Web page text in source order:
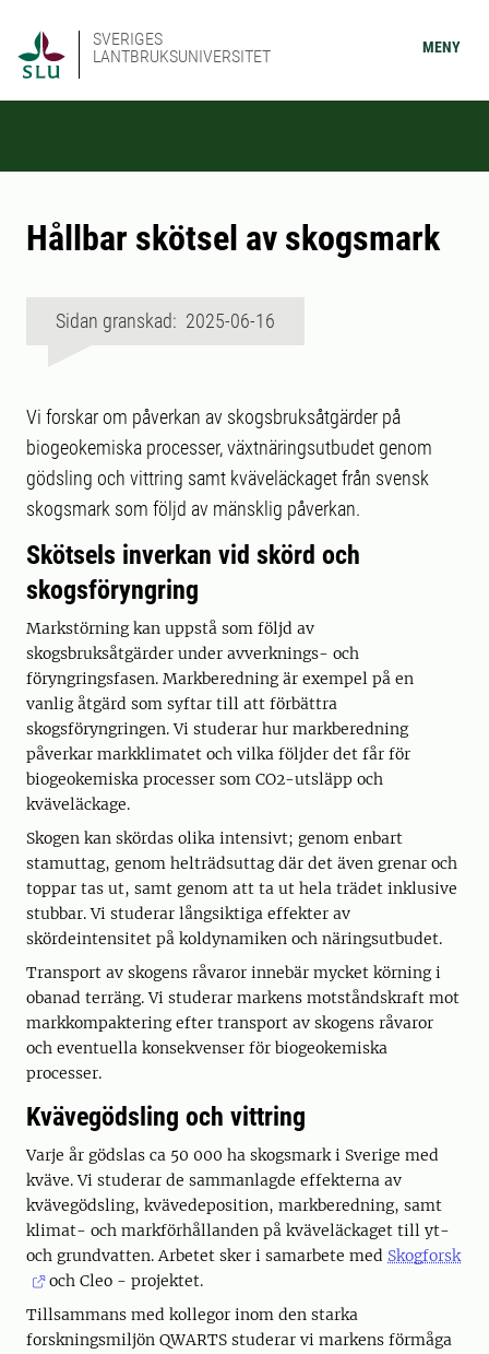
SVERIGES
LANTBRUKSUNIVERSITET
MENY
Hållbar skötsel av skogsmark
Sidan granskad: 2025-06-16
Vi forskar om påverkan av skogsbruksåtgärder på
biogeokemiska processer, växtnäringsutbudet genom
gödsling och vittring samt kväveläckaget från svensk
skogsmark som följd av mänsklig påverkan.
Skötsels inverkan vid skörd och
skogsföryngring
Markstörning kan uppstå som följd av
skogsbruksåtgärder under avverknings- och
föryngringsfasen. Markberedning är exempel på en
vanlig åtgärd som syftar till att förbättra
skogsföryngringen. Vi studerar hur markberedning
påverkar markklimatet och vilka följder det får för
biogeokemiska processer som CO2-utsläpp och
kväveläckage.
Skogen kan skördas olika intensivt; genom enbart
stamuttag, genom helträdsuttag där det även grenar och
toppar tas ut, samt genom att ta ut hela trädet inklusive
stubbar. Vi studerar långsiktiga effekter av
skördeintensitet på koldynamiken och näringsutbudet.
Transport av skogens råvaror innebär mycket körning i
obanad terräng. Vi studerar markens motståndskraft mot
markkompaktering efter transport av skogens råvaror
och eventuella konsekvenser för biogeokemiska
processer.
Kvävegödsling och vittring
Varje år gödslas ca 50 000 ha skogsmark i Sverige med
kväve. Vi studerar de sammanlagde effekterna av
kvävegödsling, kvävedeposition, markberedning, samt
klimat- och markförhållanden på kväveläckaget till yt-
och grundvatten. Arbetet sker i samarbete med Skogforsk
och Cleo - projektet.
Tillsammans med kollegor inom den starka
forskningsmiljön QWARTS studerar vi markens förmåga